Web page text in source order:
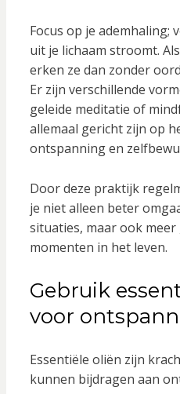
Focus op je ademhaling;
uit je lichaam stroomt.
erken ze dan zonder
Er zijn verschillende
geleide meditatie of
allemaal gericht zijn op
ontspanning en
Door deze praktijk
je niet alleen beter
situaties, maar ook
momenten in het leven.
Gebruik
voor
Essentiële oliën zijn
kunnen bijdragen aan